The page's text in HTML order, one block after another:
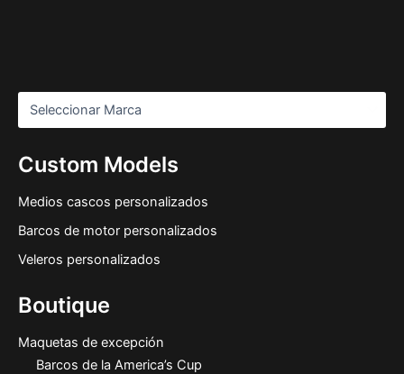
Custom Models
Medios cascos personalizados
Barcos de motor personalizados
Veleros personalizados
Boutique
Maquetas de excepción
Barcos de la America’s Cup